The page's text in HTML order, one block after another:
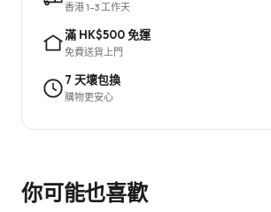
香港 1–3 工作天
滿 HK$500 免運
免費送貨上門
7 天壞包換
購物更安心
你可能也喜歡